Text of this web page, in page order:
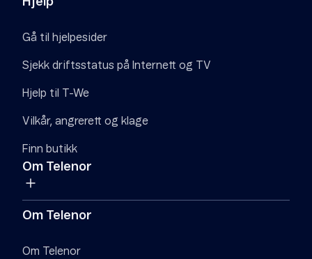
Gå til hjelpesider
Sjekk driftsstatus på Internett og TV
Hjelp til T-We
Vilkår, angrerett og klage
Finn butikk
Om Telenor
Om Telenor
Om Telenor